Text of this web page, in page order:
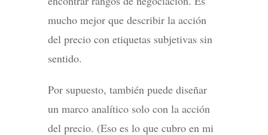
mucho mejor que describir la acción
del precio con etiquetas subjetivas sin
sentido.
Por supuesto, también puede diseñar
un marco analítico solo con la acción
del precio. (Eso es lo que cubro en mi